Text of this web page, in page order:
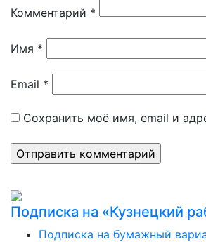
Комментарий *
Имя *
Email *
Сохранить моё имя, email и
Подписка на «Кузнецкий
Подписка на бумажный